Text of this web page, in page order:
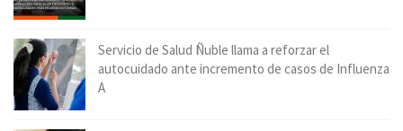
Servicio de Salud Ñuble llama a reforzar el
autocuidado ante incremento de casos de Influenza
A